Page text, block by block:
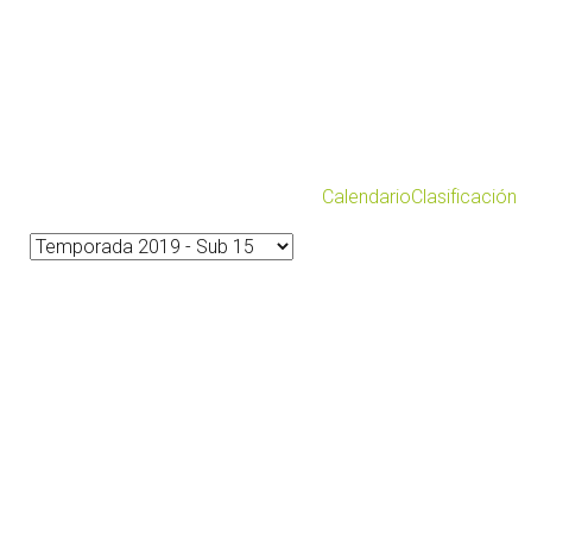
CalendarioClasificación